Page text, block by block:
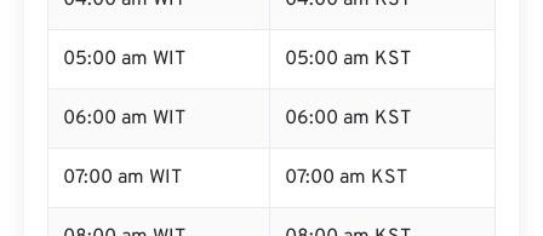
05:00 am WIT 05:00 am KST
06:00 am WIT 06:00 am KST
07:00 am WIT 07:00 am KST